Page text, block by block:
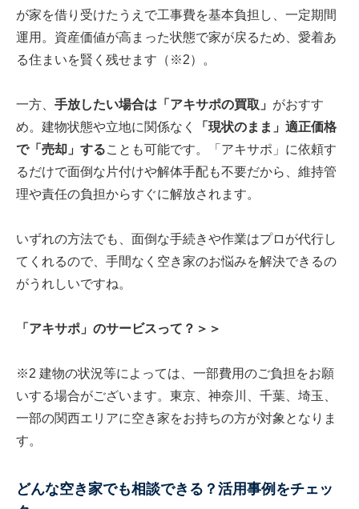
が家を借り受けたうえで工事費を基本負担し、一定期間
運用。資産価値が高まった状態で家が戻るため、愛着あ
る住まいを賢く残せます（※2）。
一方、 手放したい場合は「アキサポの買取」 がおすす
め。建物状態や立地に関係なく
「現状のまま」適正価格
で「売却」することも可能です。「アキサポ」に依頼す
るだけで面倒な片付けや解体手配も不要だから、維持管
理や責任の負担からすぐに解放されます。
いずれの方法でも、面倒な手続きや作業はプロが代行し
てくれるので、手間なく空き家のお悩みを解決できるの
がうれしいですね。
「アキサポ」のサービスって？＞＞
※2 建物の状況等によっては、一部費用のご負担をお願
いする場合がございます。東京、神奈川、千葉、埼玉、
一部の関西エリアに空き家をお持ちの方が対象となりま
す。
どんな空き家でも相談できる？活用事例をチェッ